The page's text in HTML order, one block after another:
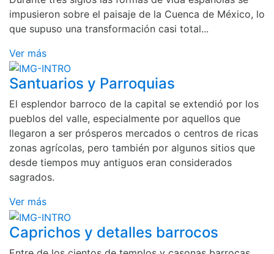
impusieron sobre el paisaje de la Cuenca de México, lo
que supuso una transformación casi total...
Ver más
Santuarios y Parroquias
El esplendor barroco de la capital se extendió por los
pueblos del valle, especialmente por aquellos que
llegaron a ser prósperos mercados o centros de ricas
zonas agrícolas, pero también por algunos sitios que
desde tiempos muy antiguos eran considerados
sagrados.
Ver más
Caprichos y detalles barrocos